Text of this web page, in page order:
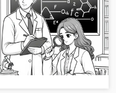
Università con scienziati
da colorare
gratuitamente
Immagine da colorare creativa
con uno scienziato all'università.
Scaricalo ora gratuitamente e
coloralo!...